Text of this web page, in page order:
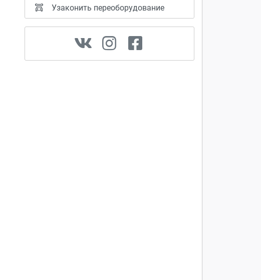
Узаконить переоборудование